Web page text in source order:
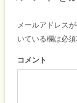
メールアドレス
いている欄は必
コメント